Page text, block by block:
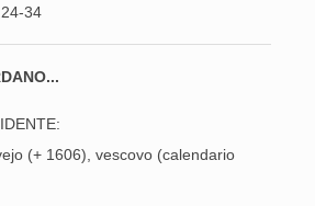
34
(+ 1606), vescovo (calendario